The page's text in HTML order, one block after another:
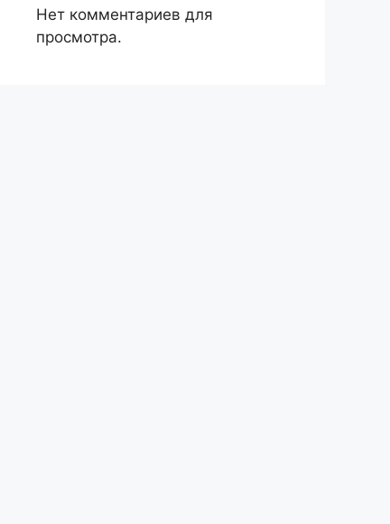
Нет комментариев для
просмотра.